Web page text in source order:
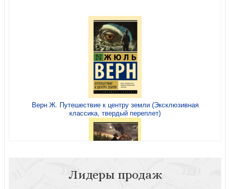
Ракоборцы
Верн Ж. Путешествие к центру земли (Эксклюзивная
классика, твердый переплет)
Лидеры продаж